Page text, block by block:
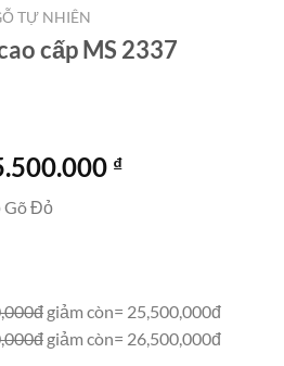
TỰ NHIÊN
cấp MS 2337
₫Giá
Gõ Đỏ
giảm còn= 25,500,000đ
giảm còn= 26,500,000đ